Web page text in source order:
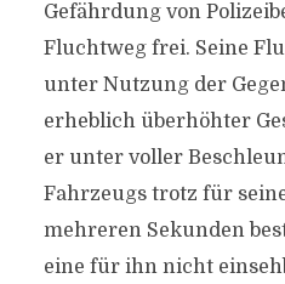
Gefährdung von
Fluchtweg frei. Seine
unter Nutzung der
erheblich überhöhter
er unter voller
Fahrzeugs trotz für
mehreren Sekunden
eine für ihn nicht